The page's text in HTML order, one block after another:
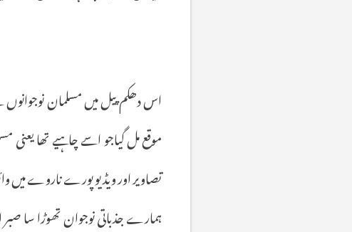
اسدھکمپیلمیںمسلماننوجوانوں
موقعملگیاجواسےچاہیےتھایعنی
تصاویراورویڈیوپورےناروےمیں
ہمارےجذباتینوجوانتھوڑاساصبر